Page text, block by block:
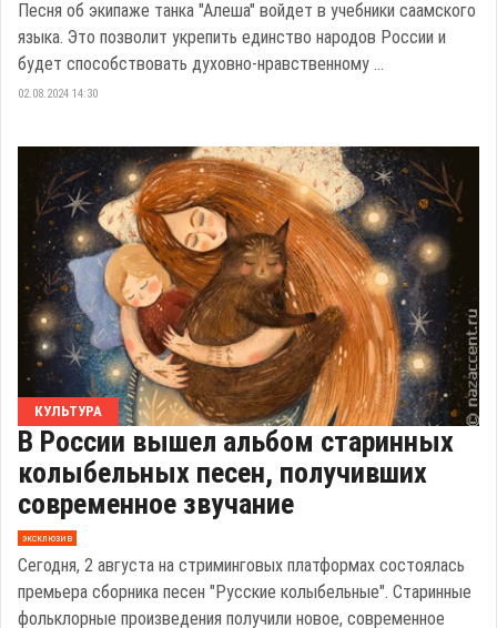
Песня об экипаже танка "Алеша" войдет в учебники саамского
языка. Это позволит укрепить единство народов России и
будет способствовать духовно-нравственному ...
02.08.2024 14:30
КУЛЬТУРА
В России вышел альбом старинных
колыбельных песен, получивших
современное звучание
эксклюзив
Сегодня, 2 августа на стриминговых платформах состоялась
премьера сборника песен "Русские колыбельные". Старинные
фольклорные произведения получили новое, современное